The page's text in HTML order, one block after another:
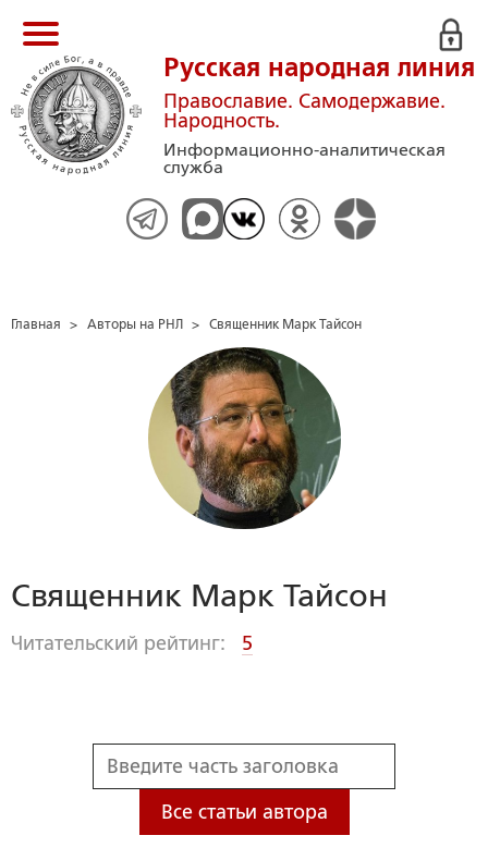
Русская народная линия
Православие. Самодержавие.
Народность.
Информационно-аналитическая
служба
Главная > Авторы на РНЛ > Священник Марк Тайсон
Священник Марк Тайсон
Читательский рейтинг: 5
Все статьи автора